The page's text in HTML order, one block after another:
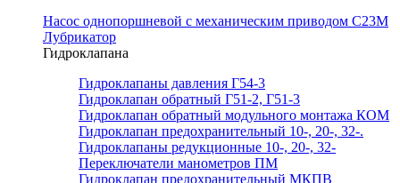
Насос однопоршневой с механическим приводом С23М
Лубрикатор
Гидроклапана
Гидроклапаны давления Г54-3
Гидроклапан обратный Г51-2, Г51-3
Гидроклапан обратный модульного монтажа КОМ
Гидроклапан предохранительный 10-, 20-, 32-.
Гидроклапаны редукционные 10-, 20-, 32-
Переключатели манометров ПМ
Гидроклапан предохранительный МКПВ